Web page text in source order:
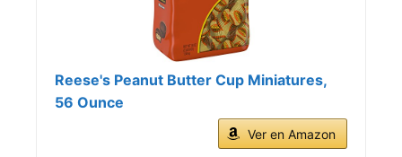
Reese's Peanut Butter Cup Miniatures,
56 Ounce
Ver en Amazon